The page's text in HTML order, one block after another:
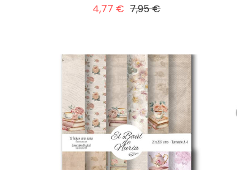
4,77 € Precio
7,95 €Precio